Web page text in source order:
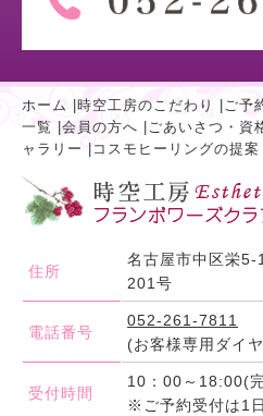
ホーム 時空工房のこだわり ご予
一覧
会員の方へ ごあいさつ・資
ャラリー
コスモヒーリングの提案
住所
名古屋市中区栄5-
201号
電話番号
052-261-7811
(お客様専用ダイ
受付時間
10：00～18:00(
※ご予約受付は1